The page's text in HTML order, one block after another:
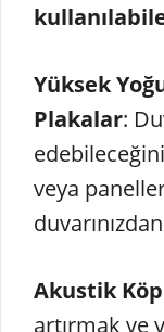
Yüksek
Plakalar:
veya
Akustik
artırmak ve